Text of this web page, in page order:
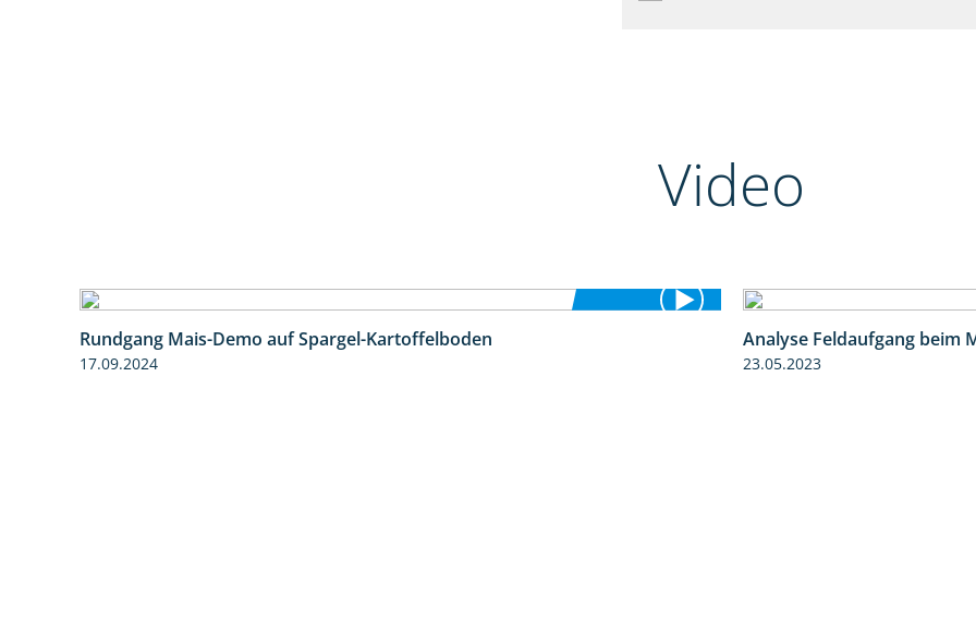
Video
Rundgang Mais-Demo auf Spargel-Kartoffelboden
17.09.2024
Analyse Feldaufgang beim
23.05.2023